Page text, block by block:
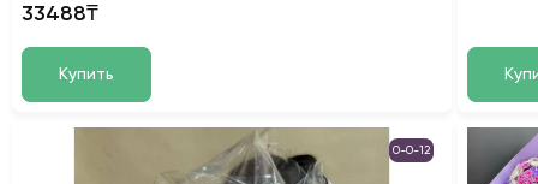
33488₸
Купить
0-0-12